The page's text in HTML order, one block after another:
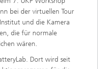
bei der virtuellen Tour
und die Kamera
die für normale
wären.
Dort wird seit